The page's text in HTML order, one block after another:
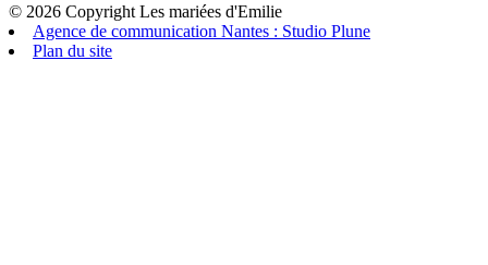
© 2026 Copyright Les mariées d'Emilie
Agence de communication Nantes : Studio Plune
Plan du site